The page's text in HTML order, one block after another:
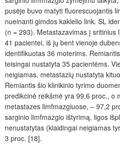
pusėje buvo matyti fluorescuojantis
nueinanti gimdos kaklelio link. SL
(n = 293). Metastazavimas į sritinius
41 pacientei, iš jų bent vienoje
identifikuotas 36 moterims.
teisingai nustatyta 35 pacientėms.
neigiamas, metastazių nustatyta
Remiantis šio klinikinio tyrimo
predikcinė reikšmė yra 99,6 proc., o
metastazes limfmazgiuose, – 97,2
sarginio limfmazgio ištyrimą, ligos
nenustatytas (klaidingai neigiamas
3 proc. [18].